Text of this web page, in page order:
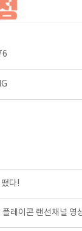
다!
레이콘 랜선채널 영